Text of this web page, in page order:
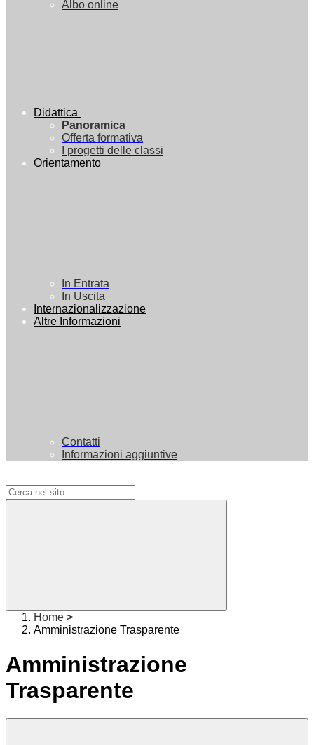
Albo online
Didattica
Panoramica
Offerta formativa
I progetti delle classi
Orientamento
In Entrata
In Uscita
Internazionalizzazione
Altre Informazioni
Contatti
Informazioni aggiuntive
Home >
Amministrazione Trasparente
Amministrazione
Trasparente